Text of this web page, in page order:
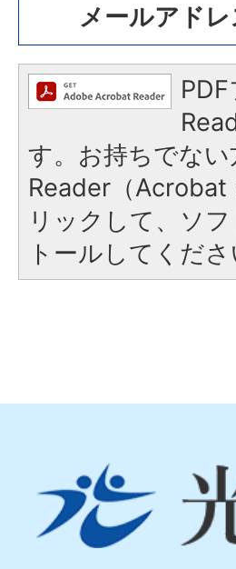
メールアドレ
す。お持ちでな
Reader（Acrobat
リックして、ソ
トールしてくださ
市
Hikari